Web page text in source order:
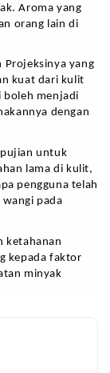
Aroma yang
orang lain di
Projeksinya yang
kuat dari kulit
boleh menjadi
dengan
pujian untuk
lama di kulit,
pengguna telah
pada
ketahanan
kepada faktor
minyak